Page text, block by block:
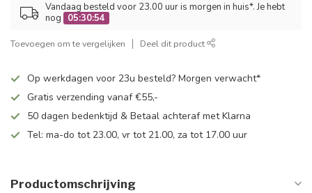
Vandaag besteld voor 23.00 uur is morgen in huis*. Je hebt
nog
05:30:53
Toevoegen om te vergelijken Deel dit product
Op werkdagen voor 23u besteld? Morgen verwacht*
Gratis verzending vanaf €55,-
50 dagen bedenktijd & Betaal achteraf met Klarna
Tel: ma-do tot 23.00, vr tot 21.00, za tot 17.00 uur
Productomschrijving